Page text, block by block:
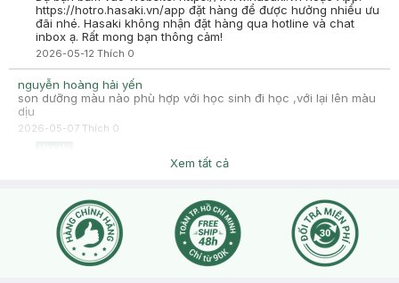
https://hotro.hasaki.vn/app đặt hàng để được hưởng nhiều ưu
đãi nhé. Hasaki không nhận đặt hàng qua hotline và chat
inbox ạ. Rất mong bạn thông cảm!
2026-05-12 Thích 0
nguyễn hoàng hải yến
son dưỡng màu nào phù hợp với học sinh đi học ,với lại lên màu
dịu
2026-05-07 Thích 0
Dạ bạn chat inbox cho Hasaki hoặc liên hệ hotline 18006324
2026-05-07Thích
Xem tất cả